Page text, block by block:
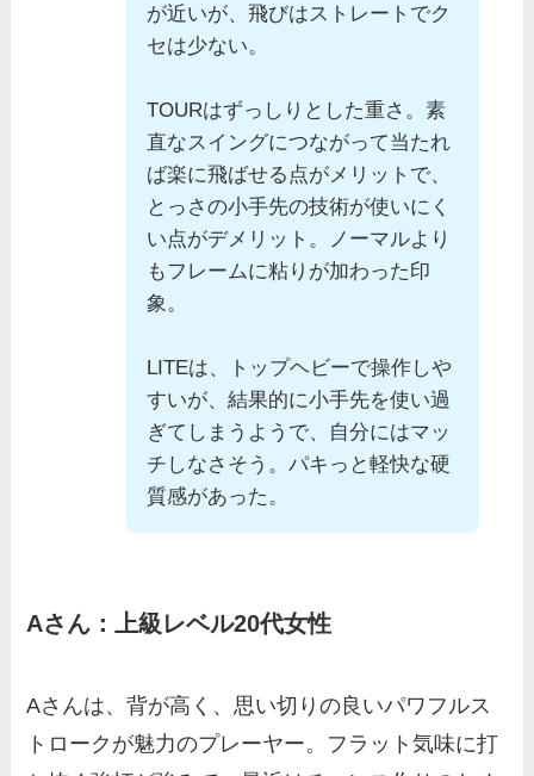
が近いが、飛びはストレートでク
セは少ない。
TOURはずっしりとした重さ。素
直なスイングにつながって当たれ
ば楽に飛ばせる点がメリットで、
とっさの小手先の技術が使いにく
い点がデメリット。ノーマルより
もフレームに粘りが加わった印
象。
LITEは、トップヘビーで操作しや
すいが、結果的に小手先を使い過
ぎてしまうようで、自分にはマッ
チしなさそう。パキっと軽快な硬
質感があった。
Aさん：上級レベル20代女性
Aさんは、背が高く、思い切りの良いパワフルス
トロークが魅力のプレーヤー。フラット気味に打